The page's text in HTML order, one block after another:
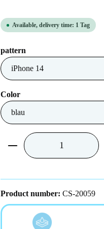
Available, delivery time: 1 Tag
Select
pattern
Select
Color
Product Quantity:
Product number: CS-20059